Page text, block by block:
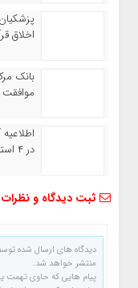
اخلاق
موافقت
در ۴ استان جنوبی کشور
ثبت دیدگاه و نظرات
دیدگاه های ارسال شده
منتشر خواهد شد.
پیام هایی که حاوی تهمت